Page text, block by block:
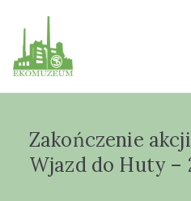
Zakończenie
Wjazd do Huty –